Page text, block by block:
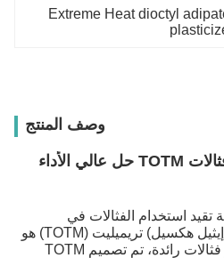
Extreme Heat dioctyl
وصف المنتج
ملدن بلاستيك PVC غير فثالات TOTM حل عالي الأداء
تقيد استخدام الفثالات في
التطبيقات الصعبة؟ ثلاثي (2-إيثيل هكسيل) تريميليت (TOTM) هو
الحل. بصفتها مادة ملدنة غير فثالات رائدة، تم تصميم TOTM